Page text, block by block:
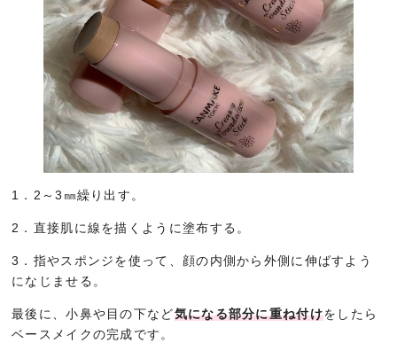
1．2～3㎜繰り出す。
2．直接肌に線を描くように塗布する。
3．指やスポンジを使って、顔の内側から外側に伸ばすよう
になじませる。
最後に、小鼻や目の下など気になる部分に重ね付けをしたら
ベースメイクの完成です。